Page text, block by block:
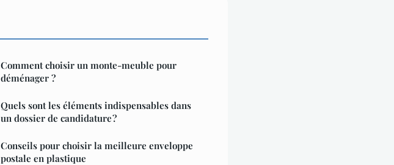
Comment choisir un monte-meuble pour
déménager ?
Quels sont les éléments indispensables dans
un dossier de candidature ?
Conseils pour choisir la meilleure enveloppe
postale en plastique